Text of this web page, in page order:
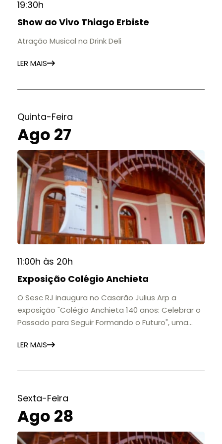
19:30h
Show ao Vivo Thiago Erbiste
Atração Musical na Drink Deli
LER MAIS
Quinta-Feira
Ago 27
11:00h às 20h
Exposição Colégio Anchieta
O Sesc RJ inaugura no Casarão Julius Arp a
exposição "Colégio Anchieta 140 anos: Celebrar o
Passado para Seguir Formando o Futuro", uma
importantes instituições de ensino de Nova
A mostra convida o público a conhecer o legado
histórias e marcos que evidenciam sua
contribuição para a educação, a cultura e a
formação de gerações.
LER MAIS
Sexta-Feira
Ago 28